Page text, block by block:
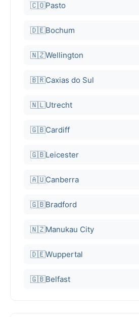
🇨🇴Pasto
🇩🇪Bochum
🇳🇿Wellington
🇧🇷Caxias do Sul
🇳🇱Utrecht
🇬🇧Cardiff
🇬🇧Leicester
🇦🇺Canberra
🇬🇧Bradford
🇳🇿Manukau City
🇩🇪Wuppertal
🇬🇧Belfast